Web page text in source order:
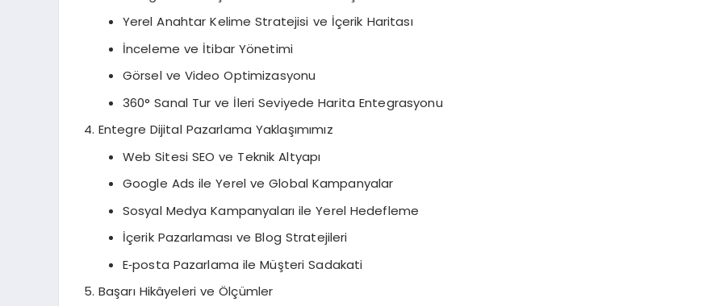
Yerel Anahtar Kelime Stratejisi ve İçerik Haritası
İnceleme ve İtibar Yönetimi
Görsel ve Video Optimizasyonu
360° Sanal Tur ve İleri Seviyede Harita Entegrasyonu
Entegre Dijital Pazarlama Yaklaşımımız
Web Sitesi SEO ve Teknik Altyapı
Google Ads ile Yerel ve Global Kampanyalar
Sosyal Medya Kampanyaları ile Yerel Hedefleme
İçerik Pazarlaması ve Blog Stratejileri
E‑posta Pazarlama ile Müşteri Sadakati
Başarı Hikâyeleri ve Ölçümler